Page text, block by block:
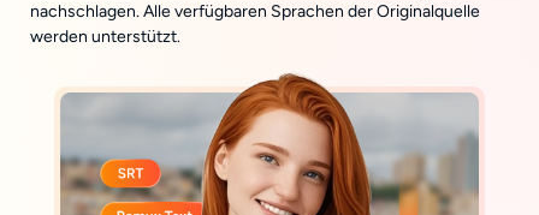
nachschlagen. Alle verfügbaren Sprachen der Originalquelle
werden unterstützt.